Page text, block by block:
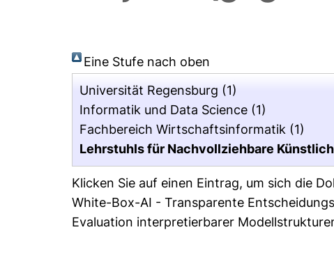
Eine Stufe nach oben
Universität Regensburg (1)
Informatik und Data Science (1)
Fachbereich Wirtschaftsinformatik (1)
Lehrstuhls für Nachvollziehbare
Klicken Sie auf einen Eintrag, um sich die
White-Box-AI - Transparente
Evaluation interpretierbarer